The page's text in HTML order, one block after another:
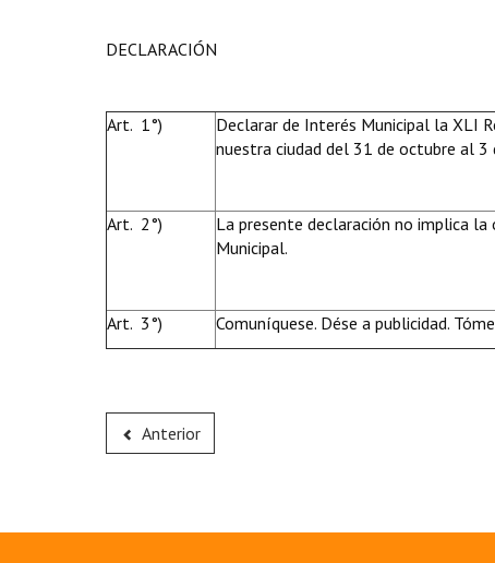
DECLARACIÓN
Art. 1°)
Declarar de Interés Municipal la XLI
nuestra ciudad del 31 de octubre al 3
Art. 2°)
La presente declaración no implica
Municipal.
Art. 3°) Comuníquese. Dése a publicidad.
Anterior